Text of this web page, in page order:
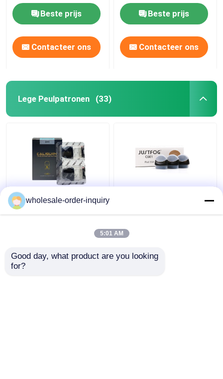
Beste prijs
Contacteer ons
Replacement van
Ohmsc 1.2ohm
Beste prijs
Contacteer ons
Lege Peulpatronen (33)
Lege de Peulpatronen
van Uwellcaliburn G2
C601 1.7ml van
Peulpatronen
wholesale-order-inquiry
5:01 AM
Good day, what product are you looking
for?